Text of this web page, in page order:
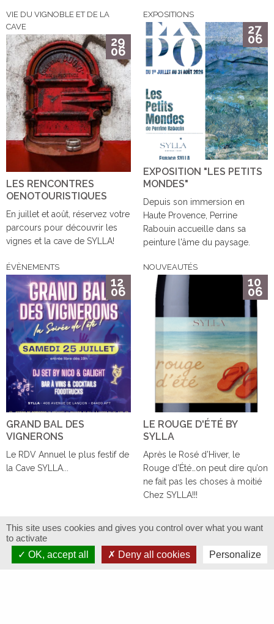
VIE DU VIGNOBLE ET DE LA
CAVE
29
06
LES RENCONTRES
OENOTOURISTIQUES
En juillet et août, réservez votre
parcours pour découvrir les
vignes et la cave de SYLLA!
EXPOSITIONS
27
06
EXPOSITION "LES PETITS
MONDES"
Depuis son immersion en
Haute Provence, Perrine
Rabouin accueille dans sa
peinture l'âme du paysage.
ÉVÈNEMENTS
12
06
GRAND BAL DES
VIGNERONS
Le RDV Annuel le plus festif de
la Cave SYLLA...
NOUVEAUTÉS
10
06
LE ROUGE D'ÉTÉ BY
SYLLA
Après le Rosé d’Hiver, le
Rouge d’Été…on peut dire qu’on
ne fait pas les choses à moitié
Chez SYLLA!!!
TOUTES LES ACTUALITÉS
This site uses cookies and gives you control over what you want
to activate
OK, accept all
Deny all cookies Personalize